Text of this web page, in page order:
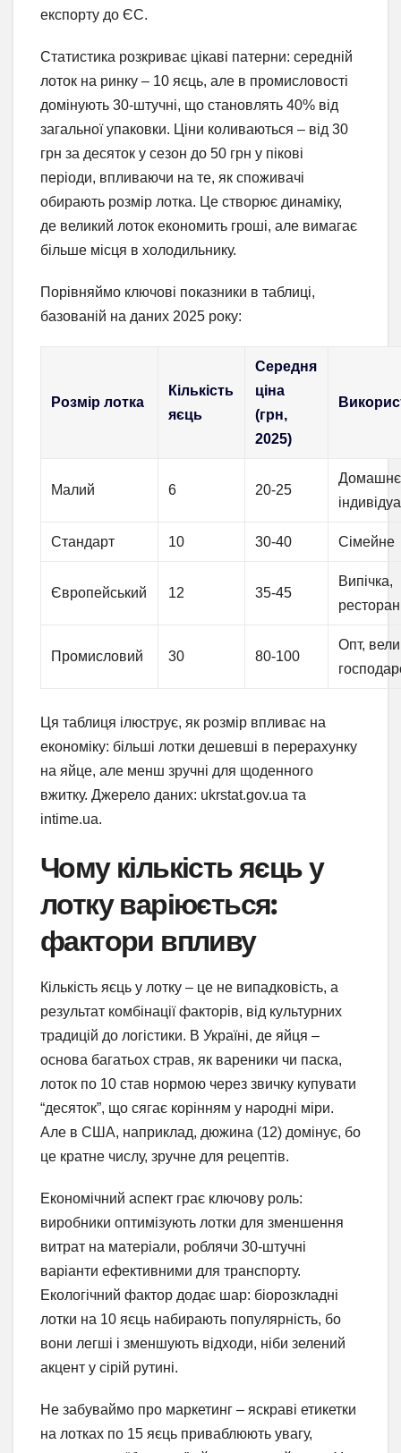
експорту до ЄС.
Статистика розкриває цікаві патерни: середній
лоток на ринку – 10 яєць, але в промисловості
домінують 30-штучні, що становлять 40% від
загальної упаковки. Ціни коливаються – від 30
грн за десяток у сезон до 50 грн у пікові
періоди, впливаючи на те, як споживачі
обирають розмір лотка. Це створює динаміку,
де великий лоток економить гроші, але вимагає
більше місця в холодильнику.
Порівняймо ключові показники в таблиці,
базованій на даних 2025 року:
Розмір лотка
Кількість
яєць
Середня
ціна
(грн,
2025)
Малий 6 20-25
Стандарт 10 30-40 Сімейне
Європейський 12 35-45
Випічка,
Промисловий 30 80-100
Опт,
Ця таблиця ілюструє, як розмір впливає на
економіку: більші лотки дешевші в перерахунку
на яйце, але менш зручні для щоденного
вжитку. Джерело даних: ukrstat.gov.ua та
intime.ua.
Чому кількість яєць у
лотку варіюється:
фактори впливу
Кількість яєць у лотку – це не випадковість, а
результат комбінації факторів, від культурних
традицій до логістики. В Україні, де яйця –
основа багатьох страв, як вареники чи паска,
лоток по 10 став нормою через звичку купувати
“десяток”, що сягає корінням у народні міри.
Але в США, наприклад, дюжина (12) домінує, бо
це кратне числу, зручне для рецептів.
Економічний аспект грає ключову роль:
виробники оптимізують лотки для зменшення
витрат на матеріали, роблячи 30-штучні
варіанти ефективними для транспорту.
Екологічний фактор додає шар: біорозкладні
лотки на 10 яєць набирають популярність, бо
вони легші і зменшують відходи, ніби зелений
акцент у сірій рутині.
Не забуваймо про маркетинг – яскраві етикетки
на лотках по 15 яєць приваблюють увагу,